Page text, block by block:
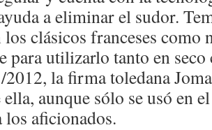
a eliminar el sudor.
clásicos franceses como
para utilizarlo tanto en
2012, la firma toledana
aunque sólo se usó en
los aficionados.